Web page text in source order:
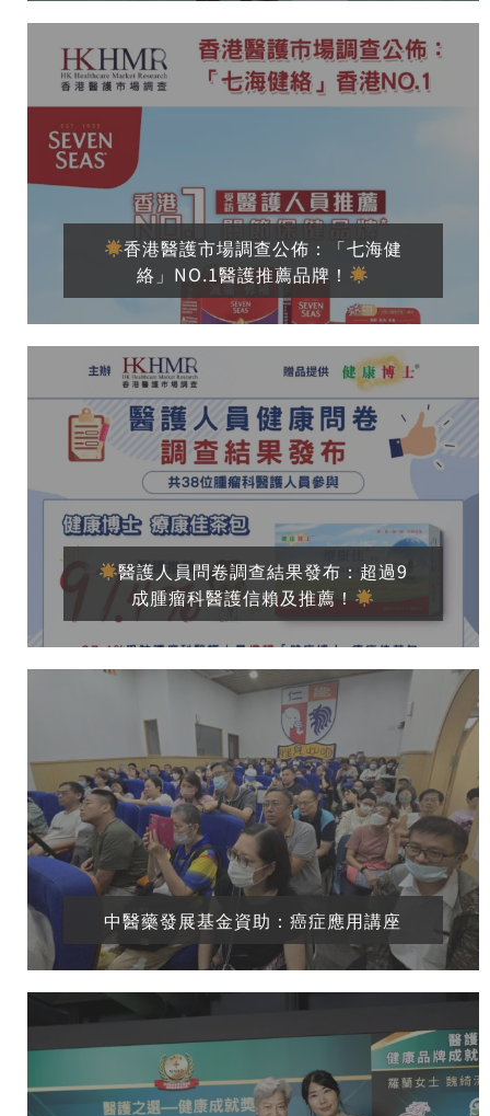
香港醫護市場調查公佈：「七海健
絡」NO.1醫護推薦品牌！
醫護人員問卷調查結果發布：超過9
成腫瘤科醫護信賴及推薦！
中醫藥發展基金資助：癌症應用講座